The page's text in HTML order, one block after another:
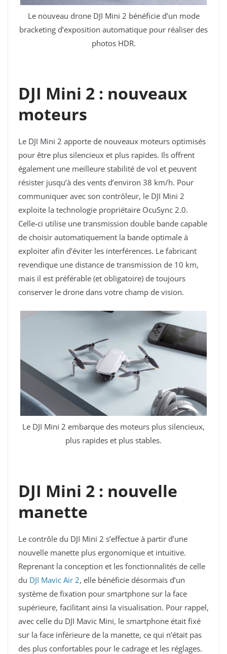
Le nouveau drone DJI Mini 2 bénéficie d’un mode
bracketing d’exposition automatique pour réaliser des
photos HDR.
DJI Mini 2 : nouveaux
moteurs
Le DJI Mini 2 apporte de nouveaux moteurs optimisés
pour être plus silencieux et plus rapides. Ils offrent
également une meilleure stabilité de vol et peuvent
résister jusqu’à des vents d’environ 38 km/h. Pour
communiquer avec son contrôleur, le DJI Mini 2
exploite la technologie propriétaire OcuSync 2.0.
Celle-ci utilise une transmission double bande capable
de choisir automatiquement la bande optimale à
exploiter afin d’éviter les interférences. Le fabricant
revendique une distance de transmission de 10 km,
mais il est préférable (et obligatoire) de toujours
conserver le drone dans votre champ de vision.
Le DJI Mini 2 embarque des moteurs plus silencieux,
plus rapides et plus stables.
DJI Mini 2 : nouvelle
manette
Le contrôle du DJI Mini 2 s’effectue à partir d’une
nouvelle manette plus ergonomique et intuitive.
Reprenant la conception et les fonctionnalités de celle
du DJI Mavic Air 2, elle bénéficie désormais d’un
système de fixation pour smartphone sur la face
supérieure, facilitant ainsi la visualisation. Pour rappel,
avec celle du DJI Mavic Mini, le smartphone était fixé
sur la face inférieure de la manette, ce qui n’était pas
des plus confortables pour le cadrage et les réglages.